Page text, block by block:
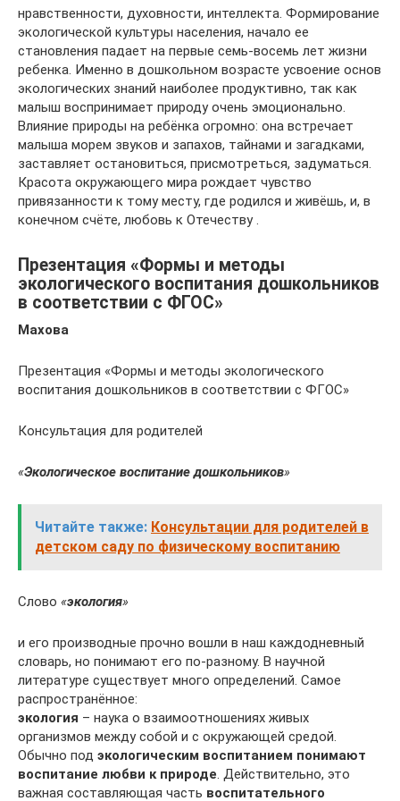
нравственности, духовности, интеллекта. Формирование
экологической культуры населения, начало ее
становления падает на первые семь-восемь лет жизни
ребенка. Именно в дошкольном возрасте усвоение основ
экологических знаний наиболее продуктивно, так как
малыш воспринимает природу очень эмоционально.
Влияние природы на ребёнка огромно: она встречает
малыша морем звуков и запахов, тайнами и загадками,
заставляет остановиться, присмотреться, задуматься.
Красота окружающего мира рождает чувство
привязанности к тому месту, где родился и живёшь, и, в
конечном счёте, любовь к Отечеству .
Презентация «Формы и методы
экологического воспитания дошкольников
в соответствии с ФГОС»
Махова
Презентация «Формы и методы экологического
воспитания дошкольников в соответствии с ФГОС»
Консультация для родителей
«Экологическое воспитание дошкольников»
Читайте также: Консультации для родителей в
детском саду по физическому воспитанию
Слово «экология»
и его производные прочно вошли в наш каждодневный
словарь, но понимают его по-разному. В научной
литературе существует много определений. Самое
распространённое:
экология – наука о взаимоотношениях живых
организмов между собой и с окружающей средой.
Обычно под экологическим воспитанием понимают
воспитание любви к природе. Действительно, это
важная составляющая часть воспитательного